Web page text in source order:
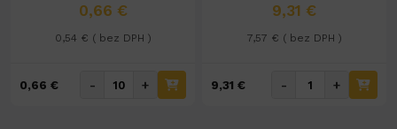
0,66 €
0,54 € ( bez DPH )
0,66 € - +
9,31 €
7,57 € ( bez DPH )
9,31 € - +